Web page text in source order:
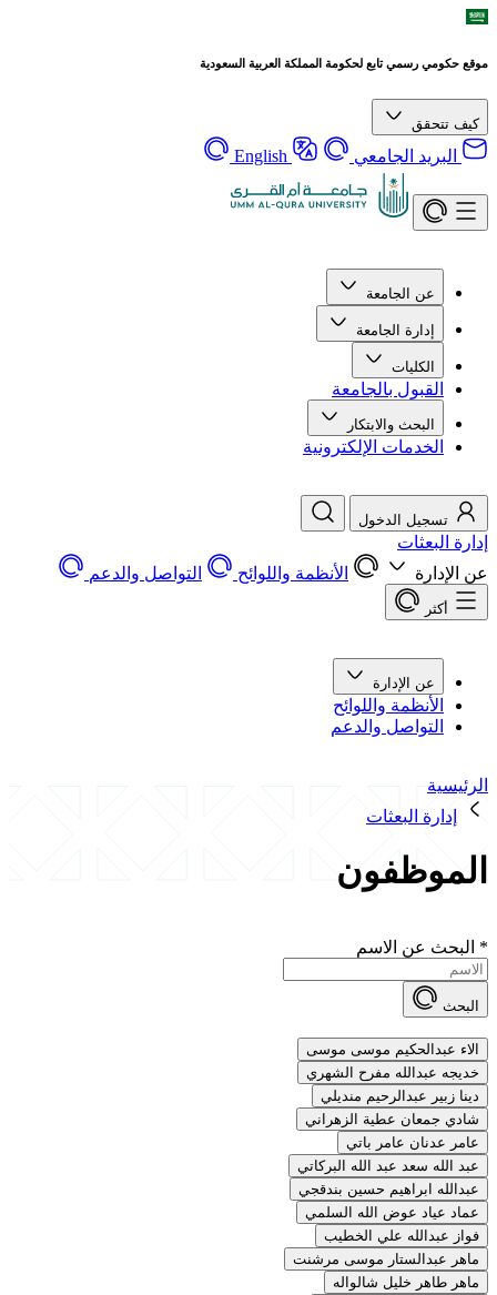
موقع حكومي رسمي تابع لحكومة المملكة العربية السعودية
كيف تتحقق
البريد الجامعي English
عن الجامعة
إدارة الجامعة
الكليات
القبول بالجامعة
البحث والابتكار
الخدمات الإلكترونية
تسجيل الدخول
إدارة البعثات
عن الإدارة
الأنظمة واللوائح التواصل والدعم
أكثر
عن الإدارة
الأنظمة واللوائح
التواصل والدعم
الرئيسية
إدارة البعثات
الموظفون
* البحث عن الاسم
البحث
الاء عبدالحكيم موسى موسى
خديجه عبدالله مفرح الشهري
دينا زبير عبدالرحيم منديلي
شادي جمعان عطية الزهراني
عامر عدنان عامر باتي
عبد الله سعد عبد الله البركاتي
عبدالله ابراهيم حسين بندقجي
عماد عياد عوض الله السلمي
فواز عبدالله علي الخطيب
ماهر عبدالستار موسى مرشنت
ماهر طاهر خليل شالواله